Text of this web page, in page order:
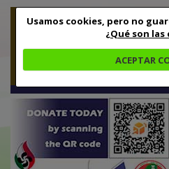
Usamos cookies, pero no
¿Qué son las
ACEPTAR